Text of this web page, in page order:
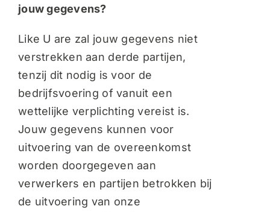
jouw gegevens?
Like U are zal jouw gegevens niet
verstrekken aan derde partijen,
tenzij dit nodig is voor de
bedrijfsvoering of vanuit een
wettelijke verplichting vereist is.
Jouw gegevens kunnen voor
uitvoering van de overeenkomst
worden doorgegeven aan
verwerkers en partijen betrokken bij
de uitvoering van onze